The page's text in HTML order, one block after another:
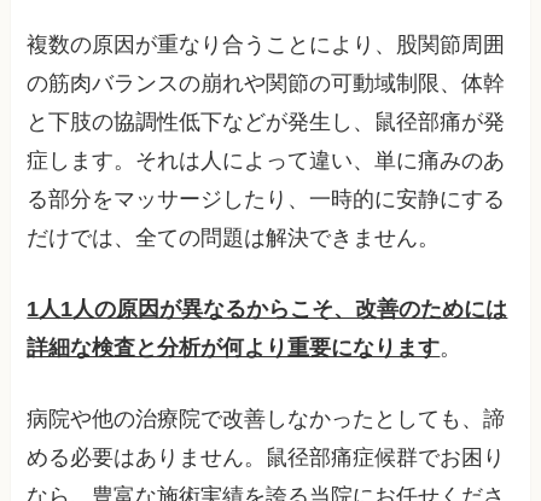
複数の原因が重なり合うことにより、股関節周囲
の筋肉バランスの崩れや関節の可動域制限、体幹
と下肢の協調性低下などが発生し、鼠径部痛が発
症します。それは人によって違い、単に痛みのあ
る部分をマッサージしたり、一時的に安静にする
だけでは、全ての問題は解決できません。
1人1人の原因が異なるからこそ、改善のためには
詳細な検査と分析が何より重要になります。
病院や他の治療院で改善しなかったとしても、諦
める必要はありません。鼠径部痛症候群でお困り
なら、豊富な施術実績を誇る当院にお任せくださ